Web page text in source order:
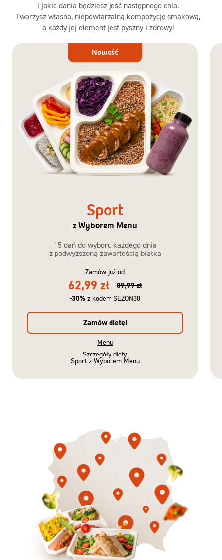
i jakie dania będziesz jeść następnego dnia.
Tworzysz własną, niepowtarzalną kompozycję smakową,
a każdy jej element jest pyszny i zdrowy!
Dieta
Nowość
Sport
z Wyborem Menu
15 dań do wyboru każdego dnia
z podwyższoną zawartością białka
Zamów już od
62,99 zł
89,99 zł
-30% z kodem SEZON30
Zamów dietę!
Menu
Szczegóły diety
Sport z Wyborem Menu